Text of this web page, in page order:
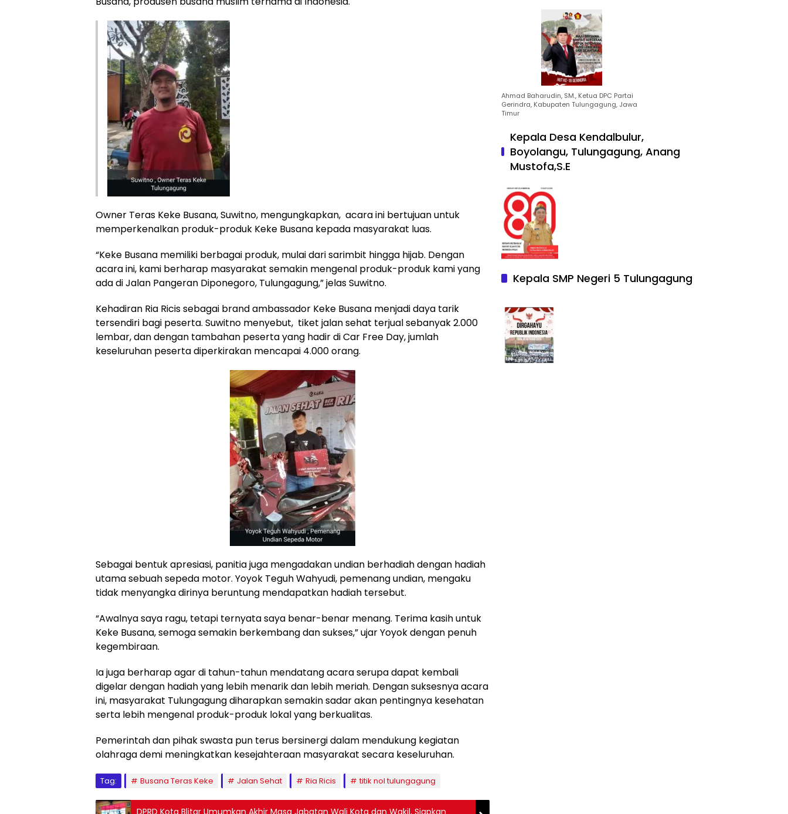
Owner Teras Keke Busana, Suwitno, mengungkapkan, acara ini bertujuan untuk
memperkenalkan produk-produk Keke Busana kepada masyarakat luas.
“Keke Busana memiliki berbagai produk, mulai dari sarimbit hingga hijab. Dengan
acara ini, kami berharap masyarakat semakin mengenal produk-produk kami yang
ada di Jalan Pangeran Diponegoro, Tulungagung,” jelas Suwitno.
Kehadiran Ria Ricis sebagai brand ambassador Keke Busana menjadi daya tarik
tersendiri bagi peserta. Suwitno menyebut, tiket jalan sehat terjual sebanyak 2.000
lembar, dan dengan tambahan peserta yang hadir di Car Free Day, jumlah
keseluruhan peserta diperkirakan mencapai 4.000 orang.
Sebagai bentuk apresiasi, panitia juga mengadakan undian berhadiah dengan hadiah
utama sebuah sepeda motor. Yoyok Teguh Wahyudi, pemenang undian, mengaku
tidak menyangka dirinya beruntung mendapatkan hadiah tersebut.
“Awalnya saya ragu, tetapi ternyata saya benar-benar menang. Terima kasih untuk
Keke Busana, semoga semakin berkembang dan sukses,” ujar Yoyok dengan penuh
kegembiraan.
Ia juga berharap agar di tahun-tahun mendatang acara serupa dapat kembali
digelar dengan hadiah yang lebih menarik dan lebih meriah. Dengan suksesnya acara
ini, masyarakat Tulungagung diharapkan semakin sadar akan pentingnya kesehatan
serta lebih mengenal produk-produk lokal yang berkualitas.
Pemerintah dan pihak swasta pun terus bersinergi dalam mendukung kegiatan
olahraga demi meningkatkan kesejahteraan masyarakat secara keseluruhan.
Tag: Busana Teras Keke Jalan Sehat Ria Ricis titik nol tulungagung
Ahmad Baharudin, SM., Ketua DPC Partai
Gerindra, Kabupaten Tulungagung, Jawa
Timur
Kepala Desa Kendalbulur,
Boyolangu, Tulungagung, Anang
Mustofa,S.E
Kepala SMP Negeri 5 Tulungagung